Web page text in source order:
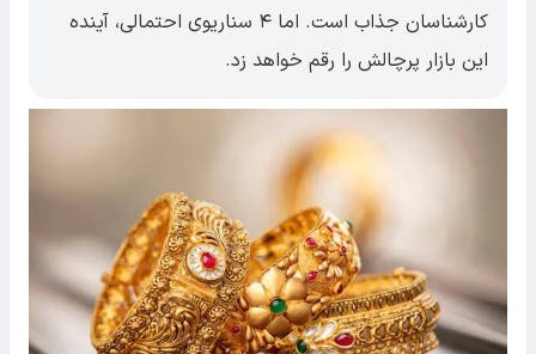
کارشناسان جذاب است. اما ۴ سناریوی احتمالی، آینده
این بازار پرچالش را رقم خواهد زد.